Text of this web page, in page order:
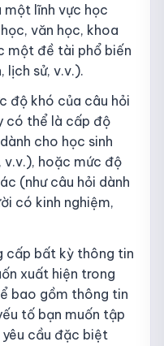
lĩnh vực học
văn học, khoa
một đề tài phổ biến
lịch sử, v.v.).
độ khó của câu hỏi
có thể là cấp độ
cho học sinh
v.v.), hoặc mức độ
(như câu hỏi dành
có kinh nghiệm,
cấp bất kỳ thông tin
xuất hiện trong
bao gồm thông tin
tố bạn muốn tập
cầu đặc biệt